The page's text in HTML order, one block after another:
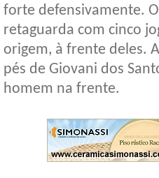
forte defensivamente.
retaguarda com cinco
origem, à frente deles.
pés de Giovani dos
homem na frente.